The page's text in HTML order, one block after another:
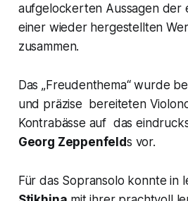
aufgelockerten Aussagen der
einer wieder hergestellten
zusammen.
Das „Freudenthema“ wurde
und präzise bereiteten
Kontrabässe auf das
Georg Zeppenfelds vor.
Für das Sopransolo konnte in